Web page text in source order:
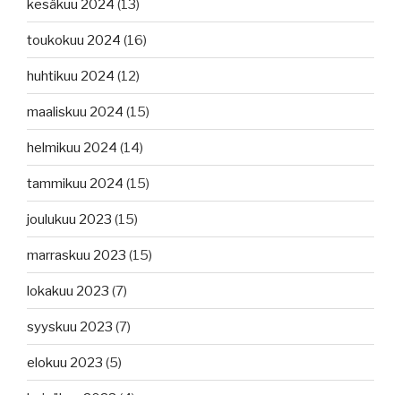
kesäkuu 2024 (13)
toukokuu 2024 (16)
huhtikuu 2024 (12)
maaliskuu 2024 (15)
helmikuu 2024 (14)
tammikuu 2024 (15)
joulukuu 2023 (15)
marraskuu 2023 (15)
lokakuu 2023 (7)
syyskuu 2023 (7)
elokuu 2023 (5)